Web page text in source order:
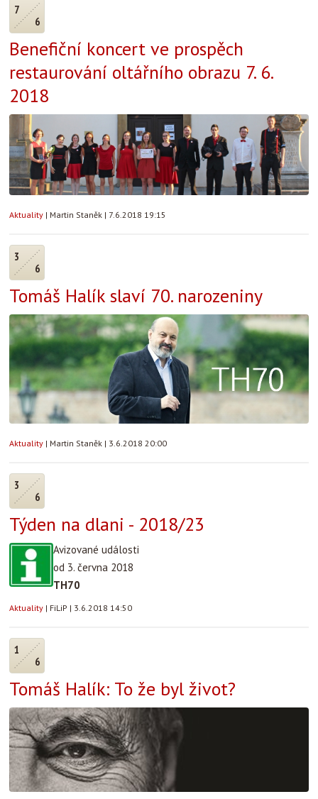
7
6
Benefiční koncert ve prospěch
restaurování oltářního obrazu 7. 6.
2018
Aktuality | Martin Staněk | 7.6.2018 19:15
3
6
Tomáš Halík slaví 70. narozeniny
Aktuality | Martin Staněk | 3.6.2018 20:00
3
6
Týden na dlani - 2018/23
Avizované události
od 3. června 2018
TH70
Aktuality | FiLiP | 3.6.2018 14:50
1
6
Tomáš Halík: To že byl život?